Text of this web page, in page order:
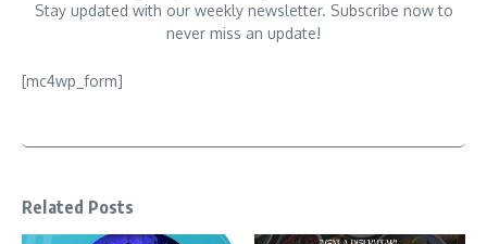
Stay updated with our weekly newsletter. Subscribe now to
never miss an update!
[mc4wp_form]
Related Posts